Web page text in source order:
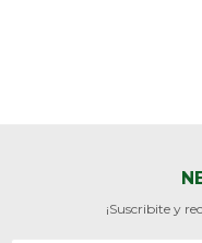
¡Suscribite y